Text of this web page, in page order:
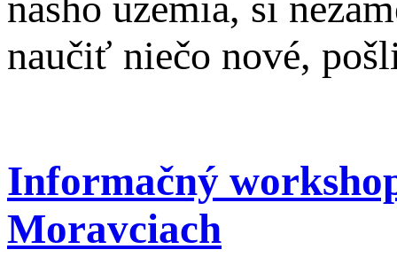
naučiť niečo nové,
Informačný
Moravciach